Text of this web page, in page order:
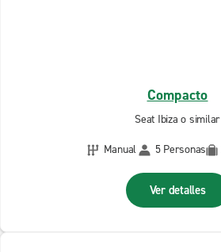
Compacto
Seat Ibiza o similar
Manual
5 Personas
Ver detalles